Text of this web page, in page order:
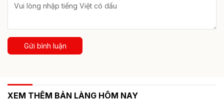
Gửi bình luận
XEM THÊM BẢN LÀNG HÔM NAY